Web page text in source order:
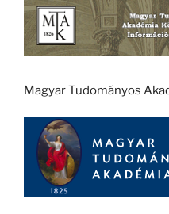
Magyar Tudományos